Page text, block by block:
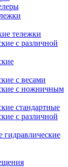
тележки
с различной
с весами
с ножничным
стандартные
с различной